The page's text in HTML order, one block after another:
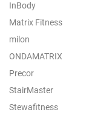
InBody
Matrix Fitness
milon
ONDAMATRIX
Precor
StairMaster
Stewafitness